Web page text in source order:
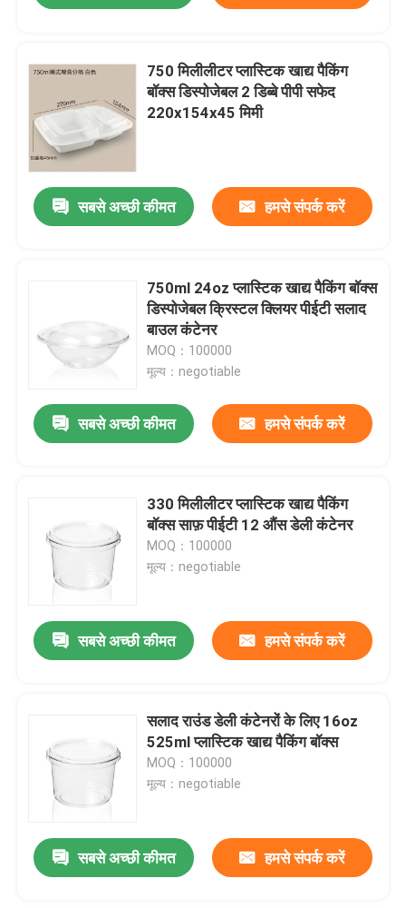
750 मिलीलीटर प्लास्टिक खाद्य पैकिंग
बॉक्स डिस्पोजेबल 2 डिब्बे पीपी सफेद
220x154x45 मिमी
सबसे अच्छी कीमत हमसे संपर्क करें
750ml 24oz प्लास्टिक खाद्य पैकिंग बॉक्स
डिस्पोजेबल क्रिस्टल क्लियर पीईटी सलाद
बाउल कंटेनर
MOQ：100000
मूल्य：negotiable
सबसे अच्छी कीमत हमसे संपर्क करें
330 मिलीलीटर प्लास्टिक खाद्य पैकिंग
बॉक्स साफ़ पीईटी 12 औंस डेली कंटेनर
MOQ：100000
मूल्य：negotiable
सबसे अच्छी कीमत हमसे संपर्क करें
सलाद राउंड डेली कंटेनरों के लिए 16oz
525ml प्लास्टिक खाद्य पैकिंग बॉक्स
MOQ：100000
मूल्य：negotiable
सबसे अच्छी कीमत हमसे संपर्क करें